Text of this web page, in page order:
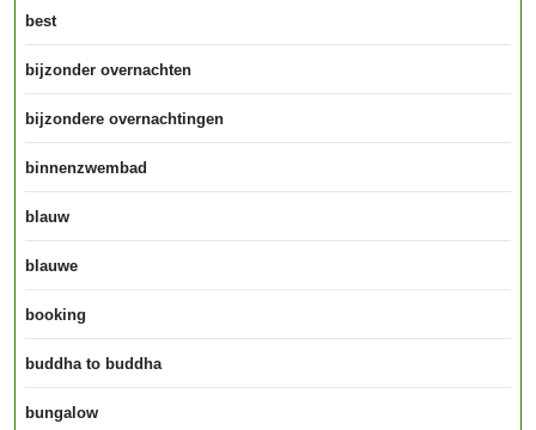
best
bijzonder overnachten
bijzondere overnachtingen
binnenzwembad
blauw
blauwe
booking
buddha to buddha
bungalow